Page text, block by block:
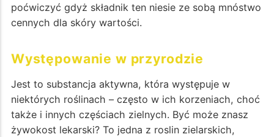
poćwiczyć gdyż składnik ten niesie ze sobą mnóstwo
cennych dla skóry wartości.
Występowanie w przyrodzie
Jest to substancja aktywna, która występuje w
niektórych roślinach – często w ich korzeniach, choć
także i innych częściach zielnych. Być może znasz
żywokost lekarski? To jedna z roslin zielarskich,